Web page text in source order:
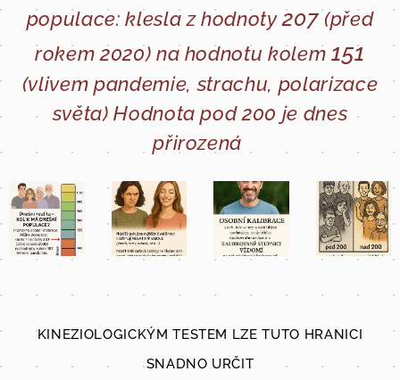
populace: klesla z hodnoty207(před
rokem 2020) na hodnotu kolem151
(vlivem pandemie, strachu, polarizace
světa) Hodnota pod 200 je dnes
přirozená
KINEZIOLOGICKÝM TESTEM LZE TUTO HRANICI
SNADNO URČIT